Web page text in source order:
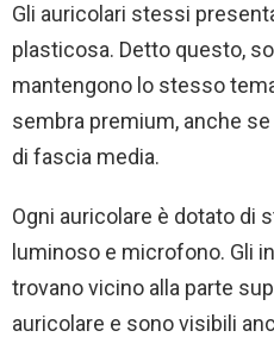
Gli auricolari stessi
plasticosa. Detto questo,
mantengono lo stesso
sembra premium, anche
di fascia media.
Ogni auricolare è dotato di
luminoso e microfono. Gli
trovano vicino alla parte
auricolare e sono visibili